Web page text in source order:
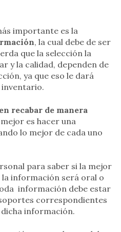
importante es la
, la cual debe de ser
que la selección la
y la calidad, dependen de
ya que eso le dará
recabar de manera
es hacer una
lo mejor de cada uno
para saber si la mejor
información será oral o
información debe estar
correspondientes
información.